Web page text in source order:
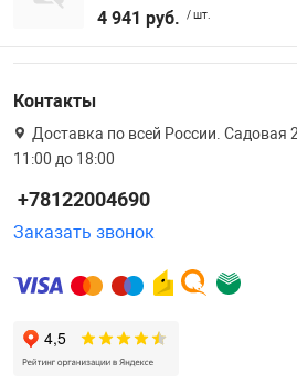
4 941 руб. / шт.
Контакты
Доставка по всей России. Садовая
11:00 до 18:00
+78122004690
Заказать звонок